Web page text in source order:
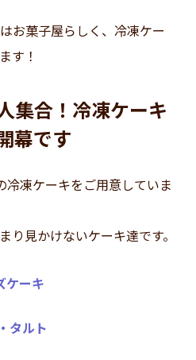
お菓子屋らしく、冷凍ケー
す！
集合！冷凍ケーキ
幕です
冷凍ケーキをご用意していま
り見かけないケーキ達です。
ケーキ
タルト